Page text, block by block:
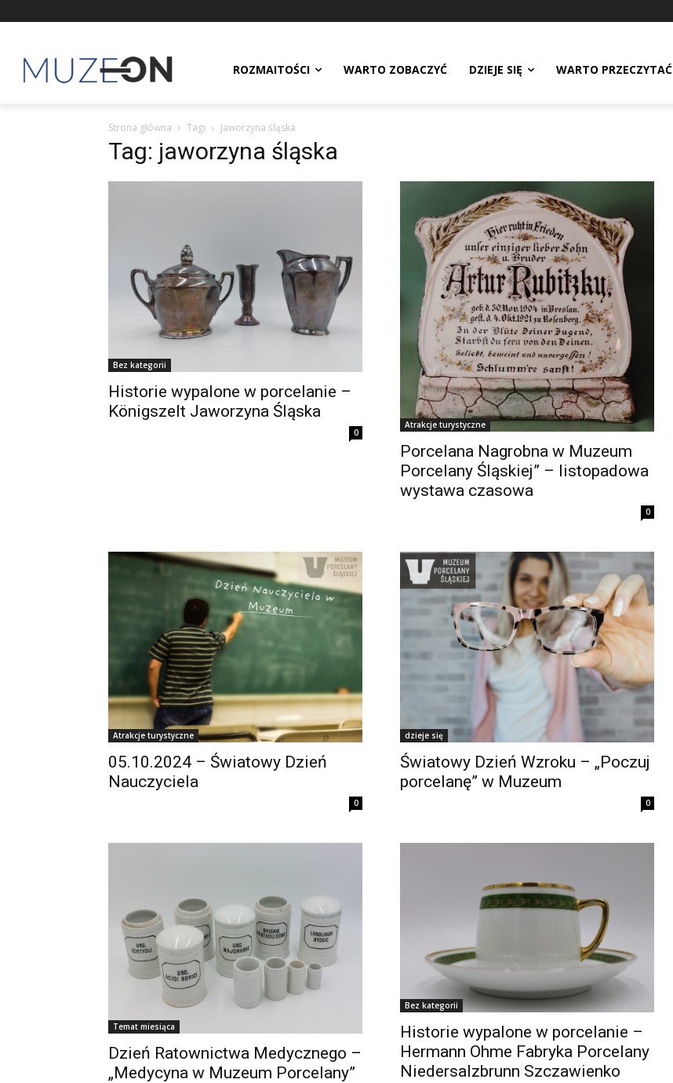
ROZMAITOŚCI WARTO ZOBACZYĆ DZIEJE SIĘ WARTO PRZECZYTAĆ
Strona główna Tagi Jaworzyna śląska
Tag: jaworzyna śląska
Bez kategorii
Historie wypalone w porcelanie –
Königszelt Jaworzyna Śląska
0
Atrakcje turystyczne
Porcelana Nagrobna w Muzeum
Porcelany Śląskiej” – listopadowa
wystawa czasowa
0
Atrakcje turystyczne
05.10.2024 – Światowy Dzień
Nauczyciela
0
dzieje się
Światowy Dzień Wzroku – „Poczuj
porcelanę” w Muzeum
0
Temat miesiąca
Dzień Ratownictwa Medycznego –
„Medycyna w Muzeum Porcelany”
Bez kategorii
Historie wypalone w porcelanie –
Hermann Ohme Fabryka Porcelany
Niedersalzbrunn Szczawienko